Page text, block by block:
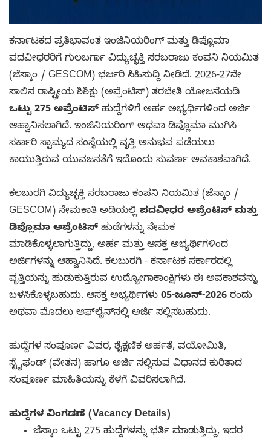
ಕರ್ನಾಟಕದ ಪ್ರತಿಭಾವಂತ ಇಂಜಿನಿಯರಿಂಗ್ ಮತ್ತು ಡಿಪ್ಲೊಮಾ
ಪದವೀಧರರಿಗೆ ಗುಲಬರ್ಗಾ ವಿದ್ಯುಚ್ಛಕ್ತಿ ಸರಬರಾಜು ಕಂಪನಿ ನಿಯಮಿತ
(ಜೆಸ್ಕಾಂ / GESCOM) ಭರ್ಜರಿ ಸಿಹಿಸುದ್ದಿ ನೀಡಿದೆ. 2026-27ನೇ
ಸಾಲಿನ ರಾಷ್ಟ್ರೀಯ ಶಿಶಿಕ್ಷು (ಅಪ್ರೆಂಟಿಸ್) ತರಬೇತಿ ಯೋಜನೆಯಡಿ
ಒಟ್ಟು 275 ಅಪ್ರೆಂಟಿಸ್ ಹುದ್ದೆಗಳಿಗೆ ಅರ್ಹ ಅಭ್ಯರ್ಥಿಗಳಿಂದ ಅರ್ಜಿ
ಆಹ್ವಾನಿಸಲಾಗಿದೆ. ಇಂಜಿನಿಯರಿಂಗ್ ಅಥವಾ ಡಿಪ್ಲೊಮಾ ಮುಗಿಸಿ
ಸರ್ಕಾರಿ ಸ್ವಾಮ್ಯದ ಸಂಸ್ಥೆಯಲ್ಲಿ ವೃತ್ತಿ ಅನುಭವ ಪಡೆಯಲು
ಕಾಯುತ್ತಿರುವ ಯುವಜನತೆಗೆ ಇದೊಂದು ಸುವರ್ಣ ಅವಕಾಶವಾಗಿದೆ.
ಕಲಬುರಗಿ ವಿದ್ಯುಚ್ಛಕ್ತಿ ಸರಬರಾಜು ಕಂಪನಿ ನಿಯಮಿತ (ಜೆಸ್ಕಾಂ /
GESCOM) ನೇಮಕಾತಿ ಅಡಿಯಲ್ಲಿಪದವೀಧರ ಅಪ್ರೆಂಟಿಸ್ ಮತ್ತು
ಡಿಪ್ಲೊಮಾ ಅಪ್ರೆಂಟಿಸ್ ಹುಡೆಗಳನ್ನು ನೇಮಕ
ಮಾಡಿಕೊಳ್ಳಲಾಗುತ್ತಿದ್ದು, ಅರ್ಹ ಮತ್ತು ಆಸಕ್ತ ಅಭ್ಯರ್ಥಿಗಳಿಂದ
ಅರ್ಜಿಗಳನ್ನು ಆಹ್ವಾನಿಸಿದೆ. ಕಲಬುರಗಿ - ಕರ್ನಾಟಕ ಸರ್ಕಾರದಲ್ಲಿ
ವೃತ್ತಿಯನ್ನು ಹುಡುಕುತ್ತಿರುವ ಉದ್ಯೋಗಾಕಾಂಕ್ಷಿಗಳು ಈ ಅವಕಾಶವನ್ನು
ಬಳಸಿಕೊಳ್ಳಬಹುದು. ಆಸಕ್ತ ಅಭ್ಯರ್ಥಿಗಳು 05-ಜೂನ್-2026 ರಂದು
ಅಥವಾ ಮೊದಲು ಆಫ್‌ಲೈನ್‌ನಲ್ಲಿ ಅರ್ಜಿ ಸಲ್ಲಿಸಬಹುದು.
ಹುದ್ದೆಗಳ ಸಂಪೂರ್ಣ ವಿವರ, ಶೈಕ್ಷಣಿಕ ಅರ್ಹತೆ, ವಯೋಮಿತಿ,
ಸ್ಟೈಫಂಡ್ (ವೇತನ) ಹಾಗೂ ಅರ್ಜಿ ಸಲ್ಲಿಸುವ ವಿಧಾನದ ಕುರಿತಾದ
ಸಂಪೂರ್ಣ ಮಾಹಿತಿಯನ್ನು ಕೆಳಗೆ ವಿವರಿಸಲಾಗಿದೆ.
ಹುದ್ದೆಗಳ ವಿಂಗಡಣೆ (Vacancy Details)
ಜೆಸ್ಕಾಂ ಒಟ್ಟು 275 ಹುದ್ದೆಗಳನ್ನು ಭರ್ತಿ ಮಾಡುತ್ತಿದ್ದು, ಇದರ